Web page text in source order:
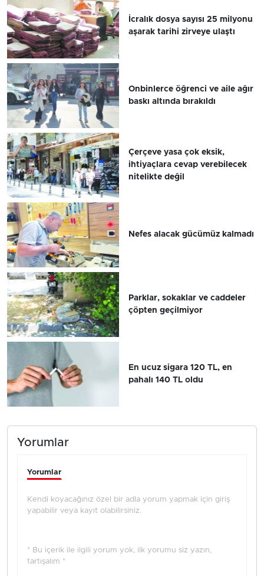
İcralık dosya sayısı 25 milyonu
aşarak tarihi zirveye ulaştı
Onbinlerce öğrenci ve aile ağır
baskı altında bırakıldı
Çerçeve yasa çok eksik,
ihtiyaçlara cevap verebilecek
nitelikte değil
Nefes alacak gücümüz kalmadı
Parklar, sokaklar ve caddeler
çöpten geçilmiyor
En ucuz sigara 120 TL, en
pahalı 140 TL oldu
Yorumlar
Yorumlar
Kendi koyacağınız özel bir adla yorum yapmak için giriş
yapabilir veya kayıt olabilirsiniz.
* Bu içerik ile ilgili yorum yok, ilk yorumu siz yazın,
tartışalım *